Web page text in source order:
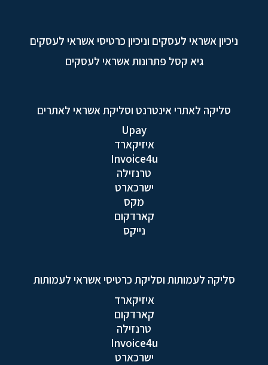
ניכיון אשראי לעסקים וניכיון כרטיסי אשראי לעסקים
גיא קסל פתרונות אשראי לעסקים
סליקה לאתרי אינטרנט וסליקת אשראי לאתרים
Upay
איזיקארד
Invoice4u
טרנזילה
ישרכארט
מקס
קארדקום
נייקס
סליקה לעמותות וסליקת כרטיסי אשראי לעמותות
איזיקארד
קארדקום
טרנזילה
Invoice4u
ישרכארט